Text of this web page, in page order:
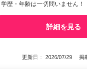
歴・年齢は一切問いません！
詳細を見る
更新日： 2026/07/29 掲